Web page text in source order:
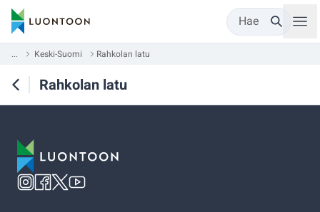
Hae
... Keski-Suomi Rahkolan latu
Rahkolan latu